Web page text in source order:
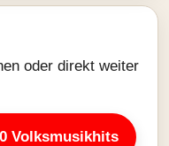
oder direkt weiter
Volksmusikhits